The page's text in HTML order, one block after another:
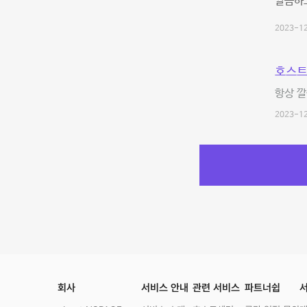
2023-
호스
항상
2023-
회사 서비스 안내 관련 서비스 파트너쉽